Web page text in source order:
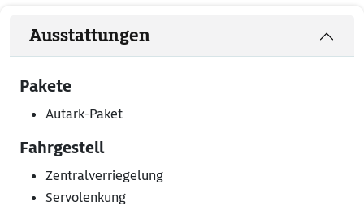
Ausstattungen
Pakete
Autark-Paket
Fahrgestell
Zentralverriegelung
Servolenkung